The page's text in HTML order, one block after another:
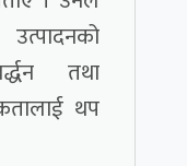
तथा
थप